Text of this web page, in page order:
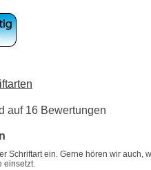
auf 16 Bewertungen
Schriftart ein. Gerne hören wir auch,
einsetzt.